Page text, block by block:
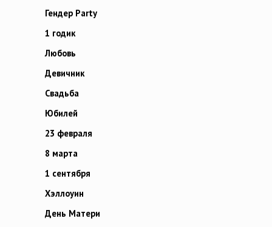
Гендер Party
1 годик
Любовь
Девичник
Свадьба
Юбилей
23 февраля
8 марта
1 сентября
Хэллоуин
День Матери